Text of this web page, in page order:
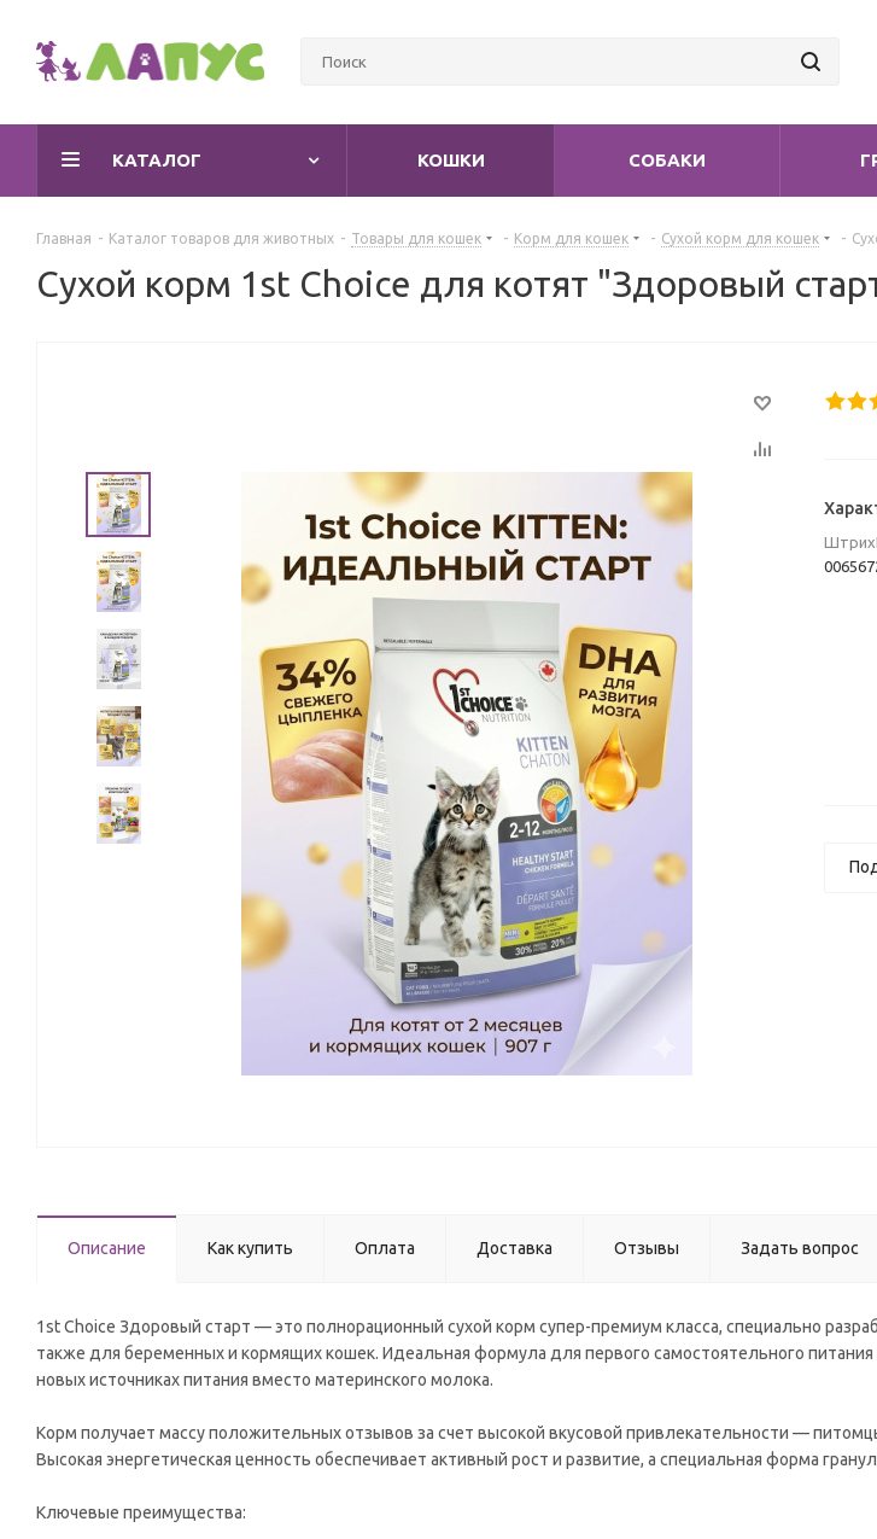
КАТАЛОГ КОШКИ СОБАКИ
Главная - Каталог товаров для животных - Товары для кошек - Корм для кошек - Сухой корм для кошек -
Сухой корм 1st Choice для котят "Здоровый
Описание Как купить Оплата Доставка Отзывы Задать вопрос
1st Choice Здоровый старт — это полнорационный сухой корм супер-премиум класса, специально
также для беременных и кормящих кошек. Идеальная формула для первого самостоятельного питания
новых источниках питания вместо материнского молока.
Корм получает массу положительных отзывов за счет высокой вкусовой привлекательности —
Высокая энергетическая ценность обеспечивает активный рост и развитие, а специальная форма
Ключевые преимущества: